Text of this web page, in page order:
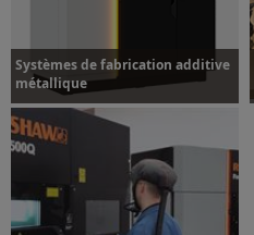
Systèmes de fabrication additive
métallique
Plus d’informations